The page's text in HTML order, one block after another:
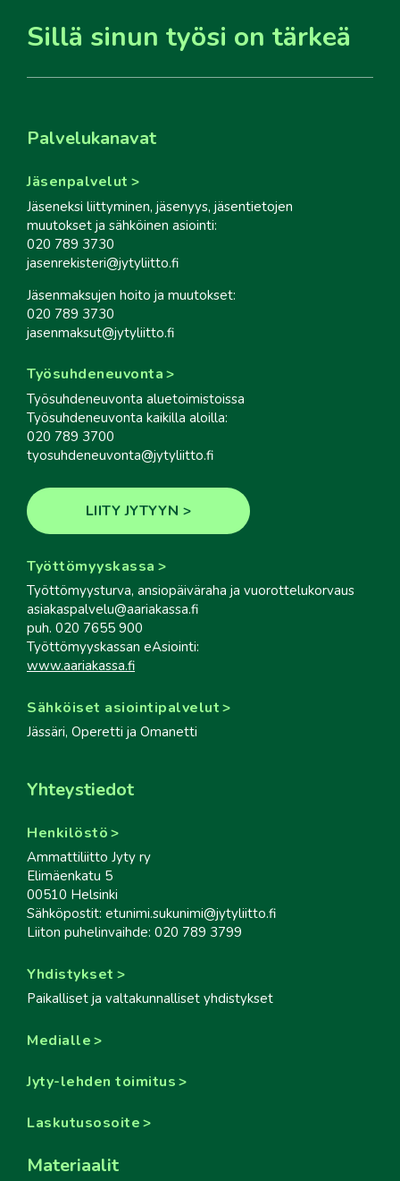
Sillä sinun työsi on tärkeä
Palvelukanavat
Jäsenpalvelut
Jäseneksi liittyminen, jäsenyys, jäsentietojen
muutokset ja sähköinen asiointi:
020 789 3730
jasenrekisteri@jytyliitto.fi
Jäsenmaksujen hoito ja muutokset:
020 789 3730
jasenmaksut@jytyliitto.fi
Työsuhdeneuvonta
Työsuhdeneuvonta aluetoimistoissa
Työsuhdeneuvonta kaikilla aloilla:
020 789 3700
tyosuhdeneuvonta@jytyliitto.fi
LIITY JYTYYN
Työttömyyskassa
Työttömyysturva, ansiopäiväraha ja vuorottelukorvaus
asiakaspalvelu@aariakassa.fi
puh. 020 7655 900
Työttömyyskassan eAsiointi:
www.aariakassa.fi
Sähköiset asiointipalvelut
Jässäri, Operetti ja Omanetti
Yhteystiedot
Henkilöstö
Ammattiliitto Jyty ry
Elimäenkatu 5
00510 Helsinki
Sähköpostit: etunimi.sukunimi@jytyliitto.fi
Liiton puhelinvaihde: 020 789 3799
Yhdistykset
Paikalliset ja valtakunnalliset yhdistykset
Medialle
Jyty-lehden toimitus
Laskutusosoite
Materiaalit